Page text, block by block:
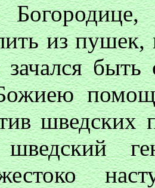
из пушек,
шведских
шведский